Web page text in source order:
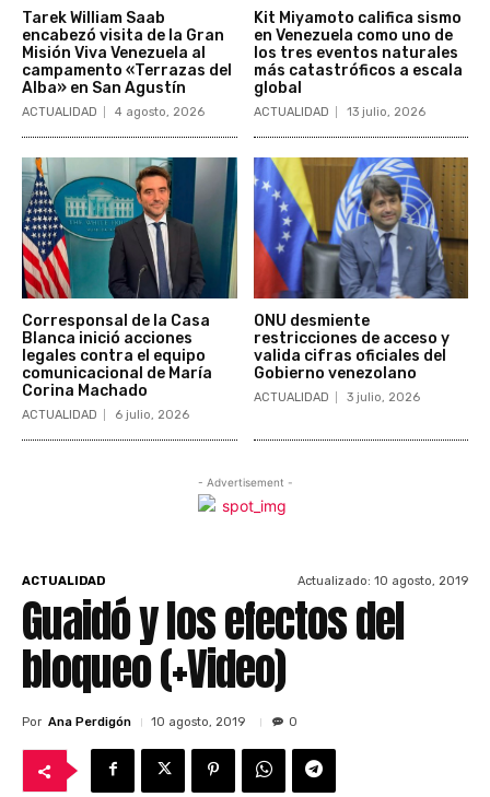
Tarek William Saab
encabezó visita de la Gran
Misión Viva Venezuela al
campamento «Terrazas del
Alba» en San Agustín
ACTUALIDAD 4 agosto, 2026
Kit Miyamoto califica sismo
en Venezuela como uno de
los tres eventos naturales
más catastróficos a escala
global
ACTUALIDAD 13 julio, 2026
Corresponsal de la Casa
Blanca inició acciones
legales contra el equipo
comunicacional de María
Corina Machado
ACTUALIDAD 6 julio, 2026
ONU desmiente
restricciones de acceso y
valida cifras oficiales del
Gobierno venezolano
ACTUALIDAD 3 julio, 2026
- Advertisement -